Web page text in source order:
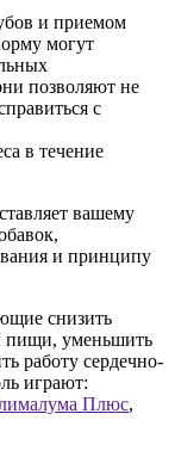
и приемом
могут
позволяют не
с
в течение
вашему
и принципу
снизить
пищи, уменьшить
работу сердечно-
играют:
Плюс,